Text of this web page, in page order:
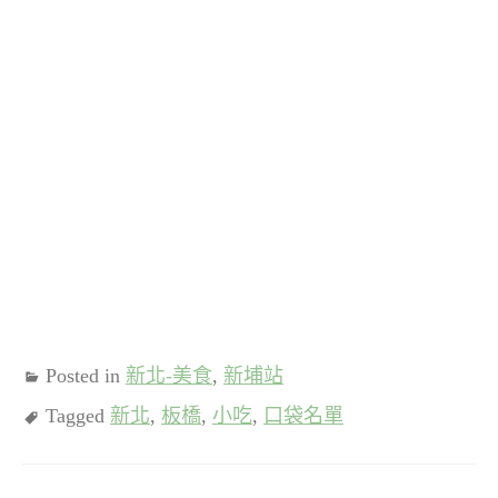
Posted in 新北-美食, 新埔站
Tagged 新北, 板橋, 小吃, 口袋名單